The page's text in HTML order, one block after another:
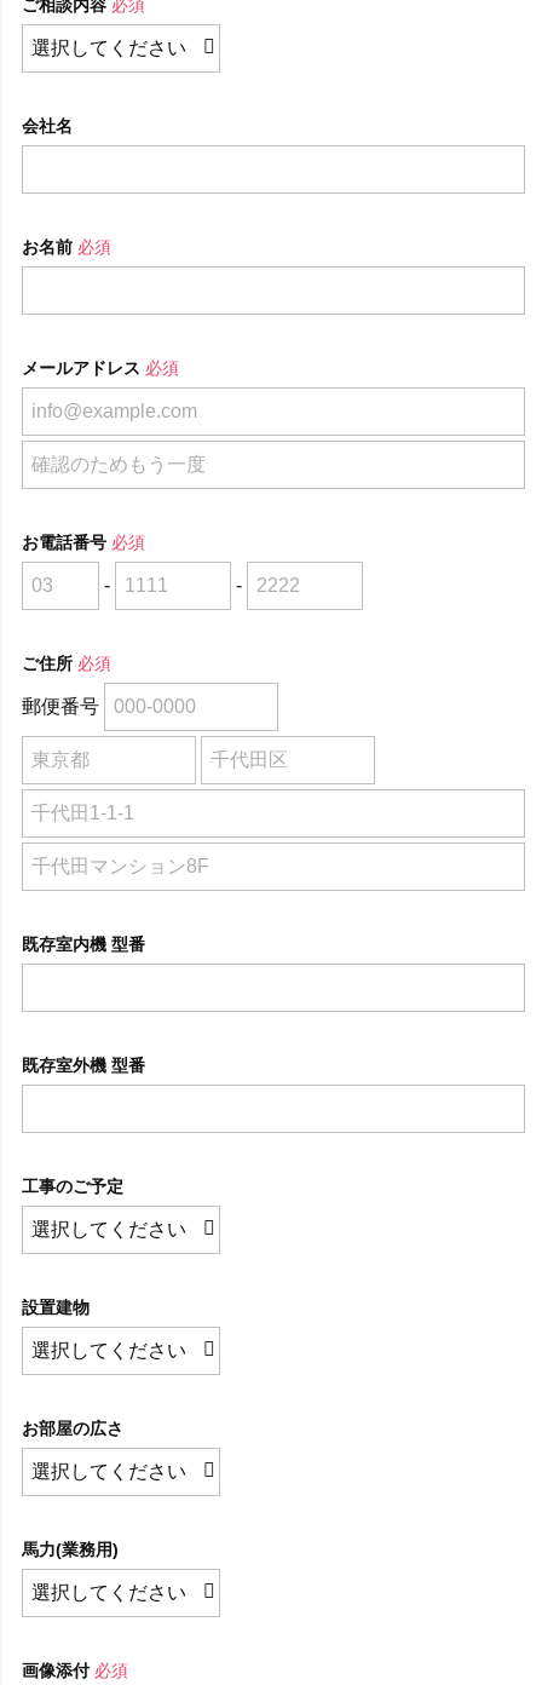
ご相談内容 必須
会社名
お名前 必須
メールアドレス 必須
お電話番号 必須
- -
ご住所 必須
郵便番号
既存室内機 型番
既存室外機 型番
工事のご予定
設置建物
お部屋の広さ
馬力(業務用)
画像添付 必須